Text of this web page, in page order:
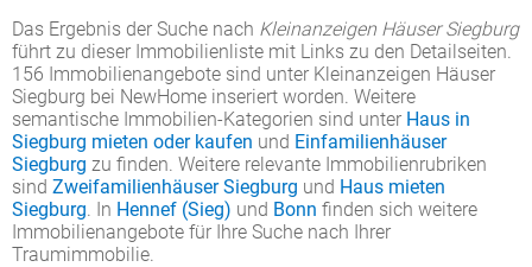
Das Ergebnis der Suche nach Kleinanzeigen Häuser Siegburg
führt zu dieser Immobilienliste mit Links zu den Detailseiten.
156 Immobilienangebote sind unter Kleinanzeigen Häuser
Siegburg bei NewHome inseriert worden. Weitere
semantische Immobilien-Kategorien sind unter Haus in
Siegburg mieten oder kaufen und Einfamilienhäuser
Siegburg zu finden. Weitere relevante Immobilienrubriken
sind Zweifamilienhäuser Siegburg und Haus mieten
Siegburg. In Hennef (Sieg) und Bonn finden sich weitere
Immobilienangebote für Ihre Suche nach Ihrer
Traumimmobilie.